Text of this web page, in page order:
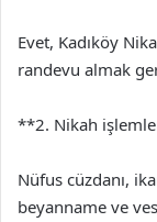
Evet, Kadıköy
randevu almak
**2. Nikah
Nüfus cüzdanı,
beyanname ve